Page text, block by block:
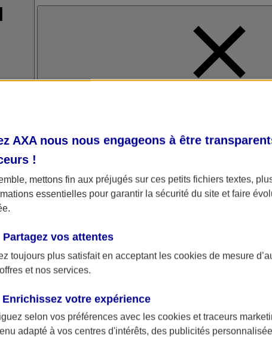
AXA nous nous engageons à être
!
mettons fin aux préjugés sur ces petits fichiers textes,
essentielles pour garantir la sécurité du site et faire
Partagez vos attentes
toujours plus satisfait en acceptant les cookies de mesure
et nos services.
Enrichissez votre expérience
selon vos préférences avec les cookies et traceurs
adapté à vos centres d'intérêts, des publicités